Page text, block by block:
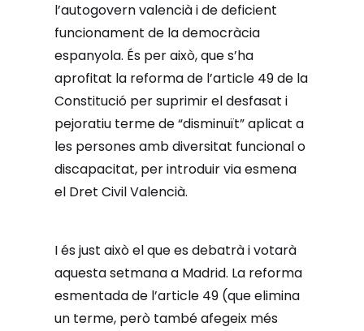
l’autogovern valencià i de deficient
funcionament de la democràcia
espanyola. És per això, que s’ha
aprofitat la reforma de l’article 49 de la
Constitució per suprimir el desfasat i
pejoratiu terme de “disminuït” aplicat a
les persones amb diversitat funcional o
discapacitat, per introduir via esmena
el Dret Civil Valencià.
I és just això el que es debatrà i votarà
aquesta setmana a Madrid. La reforma
esmentada de l’article 49 (que elimina
un terme, però també afegeix més